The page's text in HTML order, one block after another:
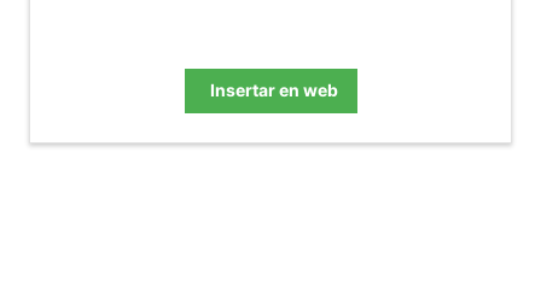
Insertar en web